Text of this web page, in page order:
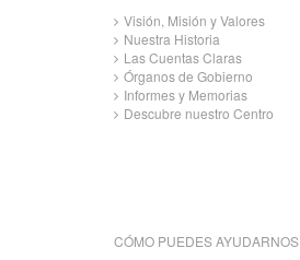
Visión, Misión y Valores
Nuestra Historia
Las Cuentas Claras
Órganos de Gobierno
Informes y Memorias
Descubre nuestro Centro
CÓMO PUEDES AYUDARNOS